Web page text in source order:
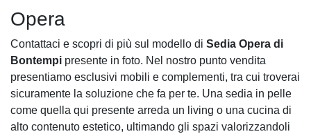
Opera
Contattaci e scopri di più sul modello di Sedia Opera di
Bontempi presente in foto. Nel nostro punto vendita
presentiamo esclusivi mobili e complementi, tra cui troverai
sicuramente la soluzione che fa per te. Una sedia in pelle
come quella qui presente arreda un living o una cucina di
alto contenuto estetico, ultimando gli spazi valorizzandoli